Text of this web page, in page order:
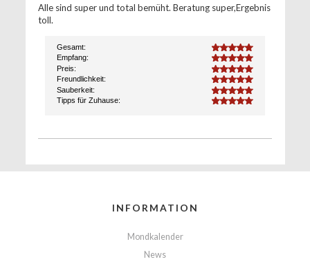
Alle sind super und total bemüht. Beratung super,Ergebnis
toll.
Gesamt: 5.0
Empfang: 5.0
Preis: 5.0
Freundlichkeit: 5.0
Sauberkeit: 5.0
Tipps für Zuhause: 5.0
INFORMATION
Mondkalender
News